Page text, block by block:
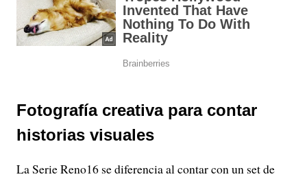
Fotografía creativa para contar
historias visuales
La Serie Reno16 se diferencia al contar con un set de